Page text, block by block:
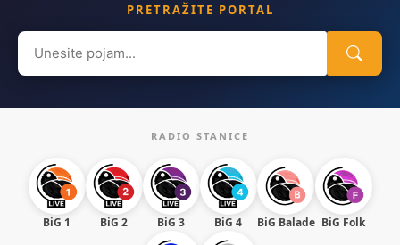
PRETRAŽITE PORTAL
Search
for:
RADIO STANICE
BiG 1 BiG 2 BiG 3 BiG 4 BiG Balade BiG Folk